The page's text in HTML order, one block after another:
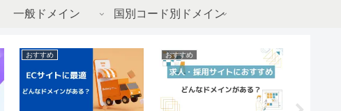
一般ドメイン 国別コード別ドメイン
おすすめ おすすめ